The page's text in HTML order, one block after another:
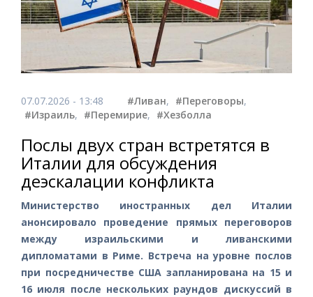
07.07.2026 - 13:48 #Ливан, #Переговоры,
#Израиль, #Перемирие, #Хезболла
Послы двух стран встретятся в
Италии для обсуждения
деэскалации конфликта
Министерство иностранных дел Италии
анонсировало проведение прямых переговоров
между израильскими и ливанскими
дипломатами в Риме. Встреча на уровне послов
при посредничестве США запланирована на 15 и
16 июля после нескольких раундов дискуссий в